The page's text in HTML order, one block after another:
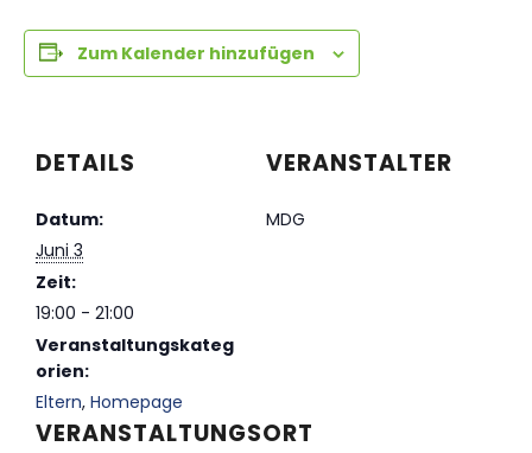
Zum Kalender hinzufügen
DETAILS
Datum:
Juni 3
Zeit:
19:00 - 21:00
Veranstaltungskateg
orien:
Eltern, Homepage
VERANSTALTUNGSORT
VERANSTALTER
MDG